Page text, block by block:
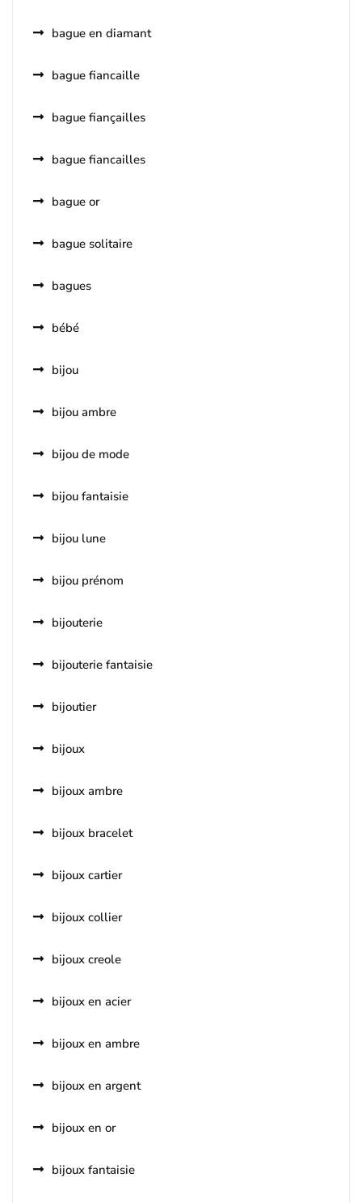
bague en diamant
bague fiancaille
bague fiançailles
bague fiancailles
bague or
bague solitaire
bagues
bébé
bijou
bijou ambre
bijou de mode
bijou fantaisie
bijou lune
bijou prénom
bijouterie
bijouterie fantaisie
bijoutier
bijoux
bijoux ambre
bijoux bracelet
bijoux cartier
bijoux collier
bijoux creole
bijoux en acier
bijoux en ambre
bijoux en argent
bijoux en or
bijoux fantaisie